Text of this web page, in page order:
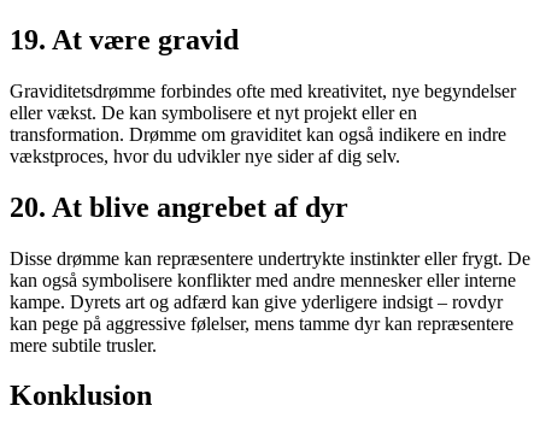
19. At være gravid
Graviditetsdrømme forbindes ofte med kreativitet, nye begyndelser
eller vækst. De kan symbolisere et nyt projekt eller en
transformation. Drømme om graviditet kan også indikere en indre
vækstproces, hvor du udvikler nye sider af dig selv.
20. At blive angrebet af dyr
Disse drømme kan repræsentere undertrykte instinkter eller frygt. De
kan også symbolisere konflikter med andre mennesker eller interne
kampe. Dyrets art og adfærd kan give yderligere indsigt – rovdyr
kan pege på aggressive følelser, mens tamme dyr kan repræsentere
mere subtile trusler.
Konklusion